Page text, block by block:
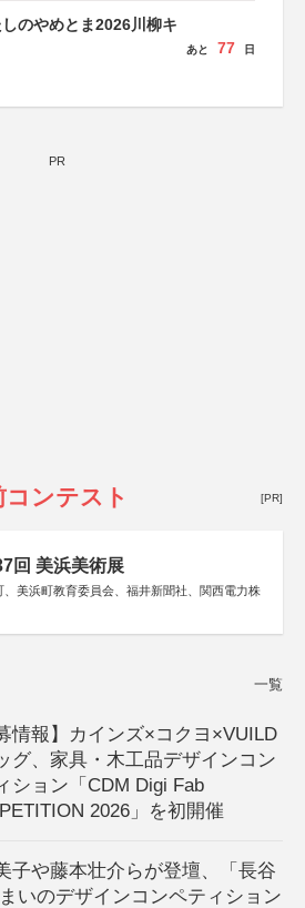
のやめとま2026川柳キ
あと 77 日
PR
ンテスト [PR]
回 美浜美術展
、美浜町教育委員会、福井新聞社、関西電力株
一覧
情報】カインズ×コクヨ×VUILD
グ、家具・木工品デザインコン
ション「CDM Digi Fab
2026」を初開催
子や藤本壮介らが登壇、「長谷
いのデザインコンペティション